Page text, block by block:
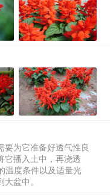
要为它准备好透气性良
它播入土中，再浇透
温度条件以及适量光
盆中。